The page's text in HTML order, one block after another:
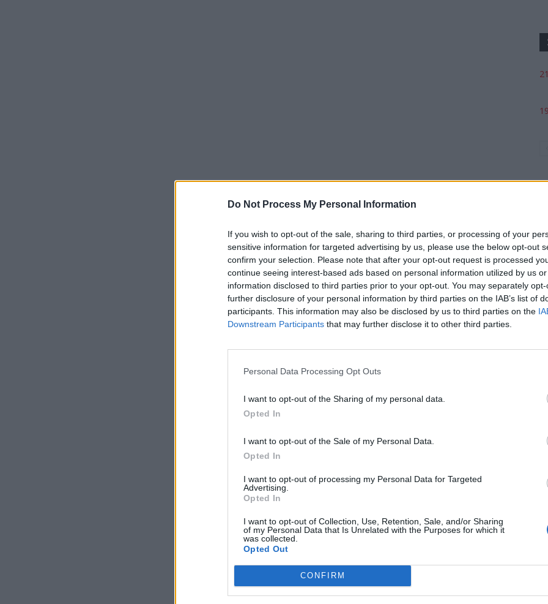
Do Not Process My Personal Information
If you wish to opt-out of the sale, sharing to third parties, or processing of your
sensitive information for targeted advertising by us, please use the below opt-out
confirm your selection. Please note that after your opt-out request is processed
continue seeing interest-based ads based on personal information utilized by us
information disclosed to third parties prior to your opt-out. You may separately
further disclosure of your personal information by third parties on the IAB’s list of
participants. This information may also be disclosed by us to third parties on the
Downstream Participants that may further disclose it to other third parties.
Personal Data Processing Opt Outs
I want to opt-out of the Sharing of my personal data.
Opted In
I want to opt-out of the Sale of my Personal Data.
Opted In
I want to opt-out of processing my Personal Data for Targeted
Advertising.
Opted In
I want to opt-out of Collection, Use, Retention, Sale, and/or Sharing
of my Personal Data that Is Unrelated with the Purposes for which it
was collected.
Opted Out
CONFIRM